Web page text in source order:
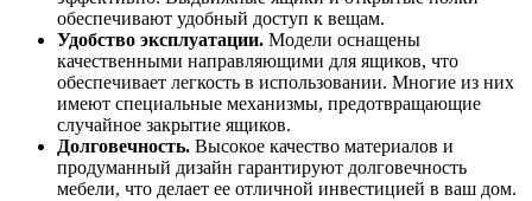
обеспечивают удобный доступ к вещам.
Удобство эксплуатации. Модели оснащены
качественными направляющими для ящиков, что
обеспечивает легкость в использовании. Многие из них
имеют специальные механизмы, предотвращающие
случайное закрытие ящиков.
Долговечность. Высокое качество материалов и
продуманный дизайн гарантируют долговечность
мебели, что делает ее отличной инвестицией в ваш дом.